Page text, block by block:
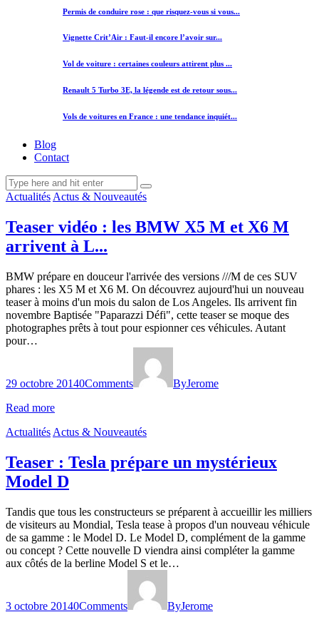
Permis de conduire rose : que risquez-vous si vous...
Vignette Crit’Air : Faut-il encore l’avoir sur...
Vol de voiture : certaines couleurs attirent plus ...
Renault 5 Turbo 3E, la légende est de retour sous...
Vols de voitures en France : une tendance inquiét...
Blog
Contact
Actualités Actus & Nouveautés
Teaser vidéo : les BMW X5 M et X6 M
arrivent à L...
BMW prépare en douceur l'arrivée des versions ///M de ces SUV
phares : les X5 M et X6 M. On découvrez aujourd'hui un nouveau
teaser à moins d'un mois du salon de Los Angeles. Ils arrivent fin
novembre Baptisée "Paparazzi Défi", cette teaser se moque des
photographes prêts à tout pour espionner ces véhicules. Autant
pour…
29 octobre 20140Comments ByJerome
Read more
Actualités Actus & Nouveautés
Teaser : Tesla prépare un mystérieux
Model D
Tandis que tous les constructeurs se préparent à accueillir les milliers
de visiteurs au Mondial, Tesla tease à propos d'un nouveau véhicule
de sa gamme : le Model D. Le Model D, complément de la gamme
ou concept ? Cette nouvelle D viendra ainsi compléter la gamme
aux côtés de la berline Model S et le…
3 octobre 20140Comments ByJerome